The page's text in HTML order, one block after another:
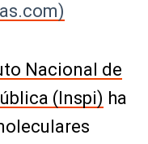
Nacional de
(Inspi) ha